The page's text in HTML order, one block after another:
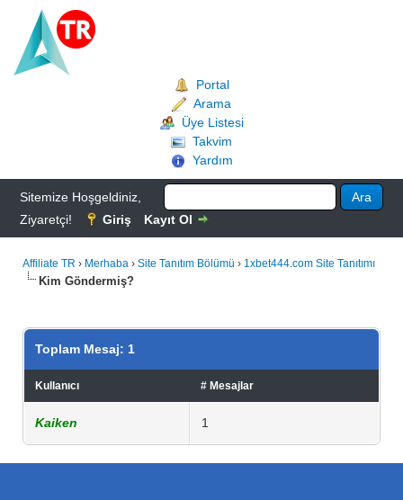
Portal
Arama
Üye Listesi
Takvim
Yardım
Sitemize Hoşgeldiniz,
Ziyaretçi!
Giriş Kayıt Ol
Affiliate TR › Merhaba › Site Tanıtım Bölümü › 1xbet444.com Site Tanıtımı
Kim Göndermiş?
Toplam Mesaj: 1
Kullanıcı # Mesajlar
Kaiken 1